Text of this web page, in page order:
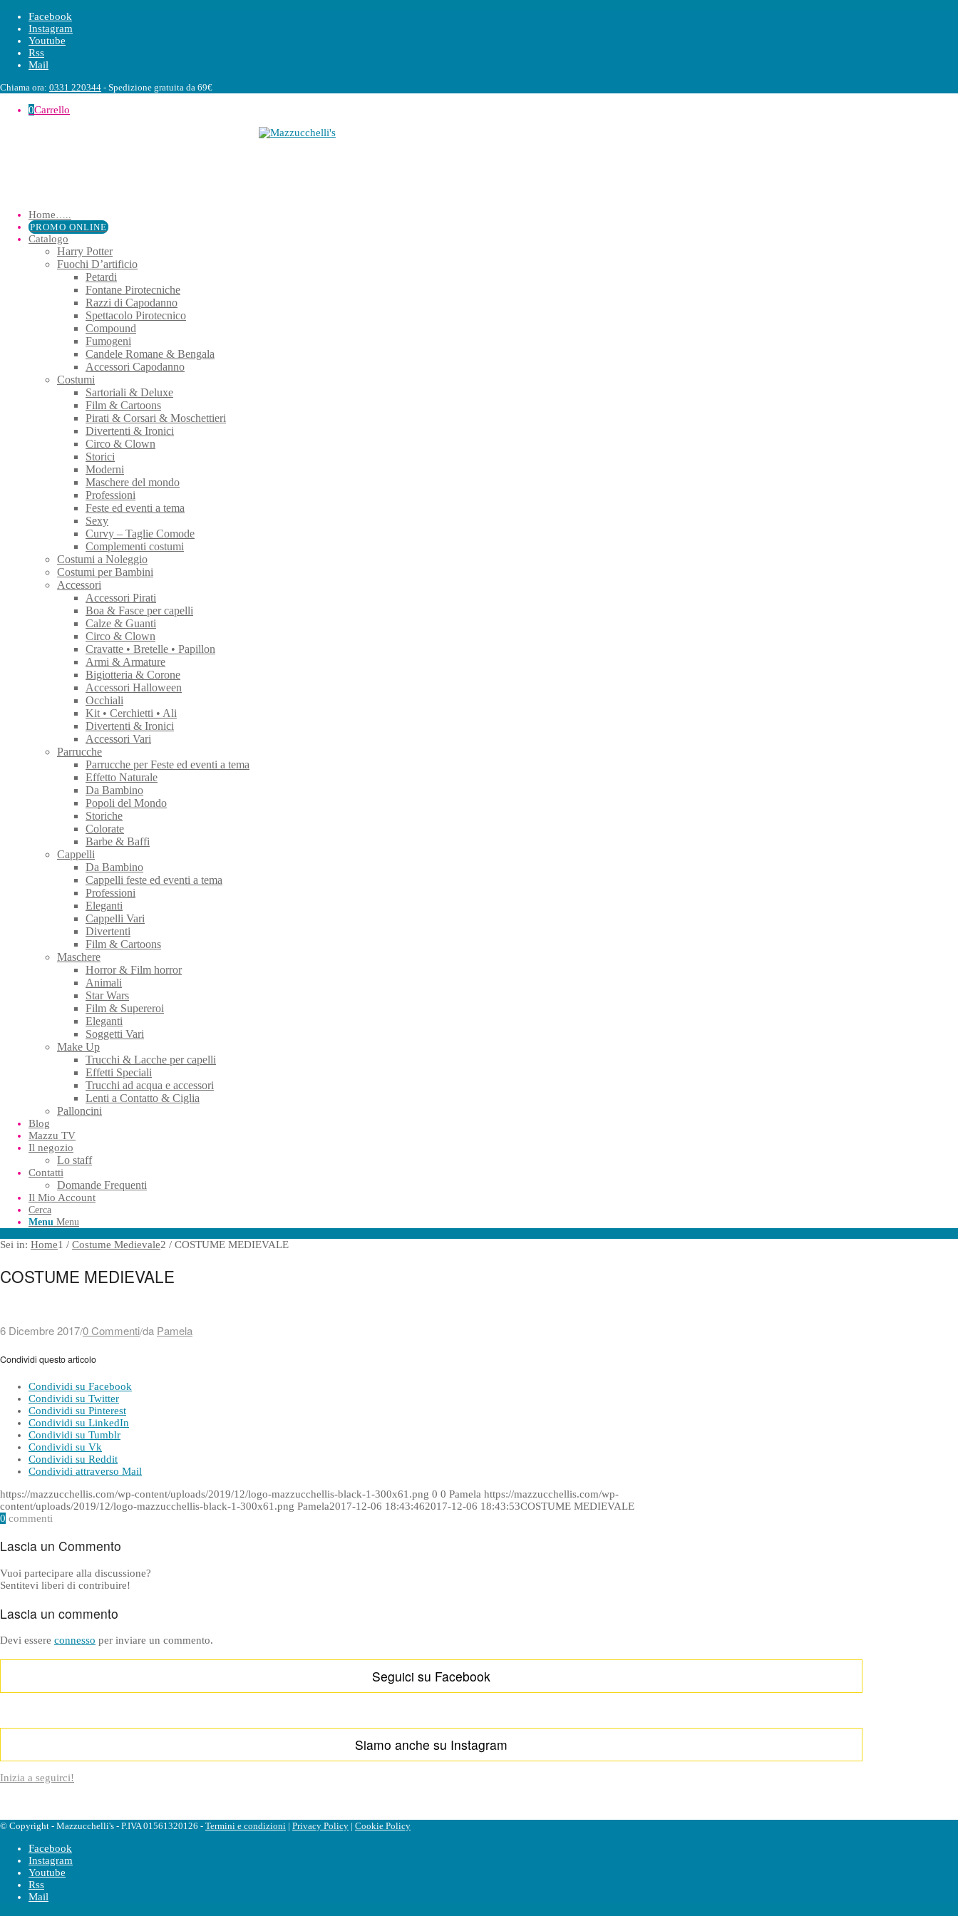
Facebook
Instagram
Youtube
Rss
Mail
Chiama ora: 0331 220344 - Spedizione gratuita da 69€
0Carrello
Home…..
PROMO ONLINE
Catalogo
Harry Potter
Fuochi D’artificio
Petardi
Fontane Pirotecniche
Razzi di Capodanno
Spettacolo Pirotecnico
Compound
Fumogeni
Candele Romane & Bengala
Accessori Capodanno
Costumi
Sartoriali & Deluxe
Film & Cartoons
Pirati & Corsari & Moschettieri
Divertenti & Ironici
Circo & Clown
Storici
Moderni
Maschere del mondo
Professioni
Feste ed eventi a tema
Sexy
Curvy – Taglie Comode
Complementi costumi
Costumi a Noleggio
Costumi per Bambini
Accessori
Accessori Pirati
Boa & Fasce per capelli
Calze & Guanti
Circo & Clown
Cravatte • Bretelle • Papillon
Armi & Armature
Bigiotteria & Corone
Accessori Halloween
Occhiali
Kit • Cerchietti • Ali
Divertenti & Ironici
Accessori Vari
Parrucche
Parrucche per Feste ed eventi a tema
Effetto Naturale
Da Bambino
Popoli del Mondo
Storiche
Colorate
Barbe & Baffi
Cappelli
Da Bambino
Cappelli feste ed eventi a tema
Professioni
Eleganti
Cappelli Vari
Divertenti
Film & Cartoons
Maschere
Horror & Film horror
Animali
Star Wars
Film & Supereroi
Eleganti
Soggetti Vari
Make Up
Trucchi & Lacche per capelli
Effetti Speciali
Trucchi ad acqua e accessori
Lenti a Contatto & Ciglia
Palloncini
Blog
Mazzu TV
Il negozio
Lo staff
Contatti
Domande Frequenti
Il Mio Account
Cerca
Menu Menu
Sei in: Home1 / Costume Medievale2 / COSTUME MEDIEVALE
COSTUME MEDIEVALE
6 Dicembre 2017/0 Commenti/da Pamela
Condividi questo articolo
Condividi su Facebook
Condividi su Twitter
Condividi su Pinterest
Condividi su LinkedIn
Condividi su Tumblr
Condividi su Vk
Condividi su Reddit
Condividi attraverso Mail
https://mazzucchellis.com/wp-content/uploads/2019/12/logo-mazzucchellis-black-1-300x61.png 0 0 Pamela https://mazzucchellis.com/wp-
content/uploads/2019/12/logo-mazzucchellis-black-1-300x61.png Pamela2017-12-06 18:43:462017-12-06 18:43:53COSTUME MEDIEVALE
0 commenti
Lascia un Commento
Vuoi partecipare alla discussione?
Sentitevi liberi di contribuire!
Lascia un commento
Devi essere connesso per inviare un commento.
Seguici su Facebook
Siamo anche su Instagram
Inizia a seguirci!
© Copyright - Mazzucchelli's - P.IVA 01561320126 - Termini e condizioni | Privacy Policy | Cookie Policy
Facebook
Instagram
Youtube
Rss
Mail